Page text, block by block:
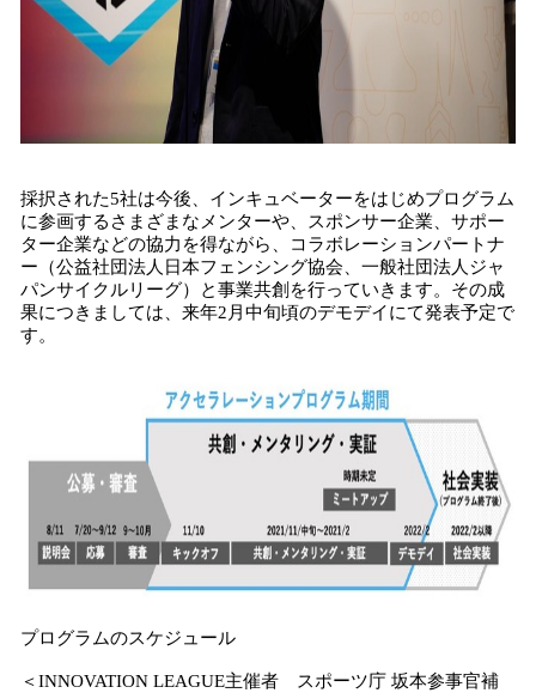
採択された5社は今後、インキュベーターをはじめプログラム
に参画するさまざまなメンターや、スポンサー企業、サポー
ター企業などの協力を得ながら、コラボレーションパートナ
ー（公益社団法人日本フェンシング協会、一般社団法人ジャ
パンサイクルリーグ）と事業共創を行っていきます。その成
果につきましては、来年2月中旬頃のデモデイにて発表予定で
す。
プログラムのスケジュール
＜INNOVATION LEAGUE主催者 スポーツ庁 坂本参事官補